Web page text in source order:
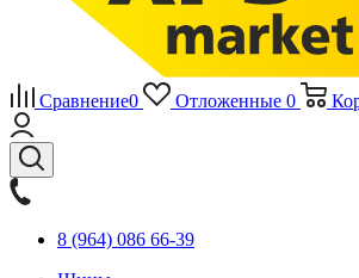
Сравнение0 Отложенные 0
8 (964) 086 66-39